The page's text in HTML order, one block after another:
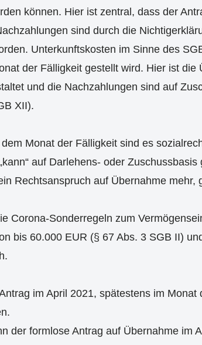
können. Hier ist zentral, dass der
sind durch die
Unterkunftskosten im Sinne des
der Fälligkeit gestellt wird. Hier ist die
und die Nachzahlungen sind auf
XII).
Monat der Fälligkeit sind es
auf Darlehens- oder
Rechtsanspruch auf Übernahme mehr,
Corona-Sonderregeln zum
bis 60.000 EUR (§ 67 Abs. 3 SGB II)
im April 2021, spätestens im
der formlose Antrag auf Übernahme im